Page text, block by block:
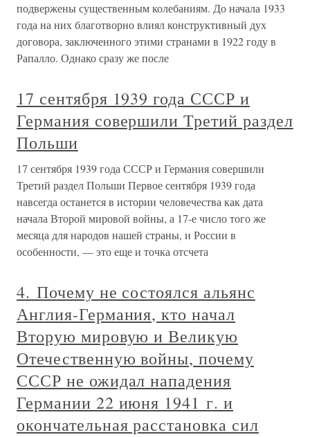
подвержены существенным колебаниям. До начала 1933
года на них благотворно влиял конструктивный дух
договора, заключенного этими странами в 1922 году в
Рапалло. Однако сразу же после
17 сентября 1939 года СССР и
Германия совершили Третий раздел
Польши
17 сентября 1939 года СССР и Германия совершили
Третий раздел Польши Первое сентября 1939 года
навсегда останется в истории человечества как дата
начала Второй мировой войны, а 17-е число того же
месяца для народов нашей страны, и России в
особенности, — это еще и точка отсчета
4. Почему не состоялся альянс
Англия-Германия, кто начал
Вторую мировую и Великую
Отечественную войны, почему
СССР не ожидал нападения
Германии 22 июня 1941 г. и
окончательная расстановка сил